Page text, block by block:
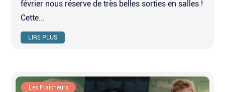
février nous réserve de très belles sorties en salles !
Cette...
LIRE PLUS
À la une
Les Fraicheurs